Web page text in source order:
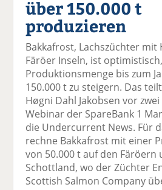
über 150.000 t
produzieren
Bakkafrost, Lachszüchter mit
Färöer Inseln, ist
Produktionsmenge bis zum
150.000 t zu steigern. Das
Høgni Dahl Jakobsen vor
Webinar der SpareBank 1
die Undercurrent News. Für
rechne Bakkafrost mit einer
von 50.000 t auf den Färöern
Schottland, wo der Züchter
Scottish Salmon Company